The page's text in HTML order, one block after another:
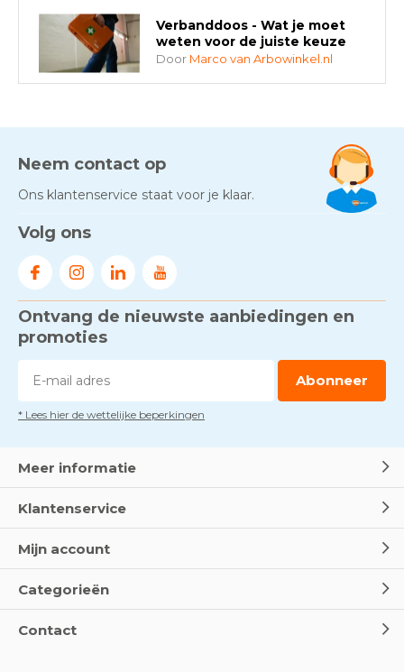
Verbanddoos - Wat je moet
weten voor de juiste keuze
Door Marco van Arbowinkel.nl
AED-apparaten - Welke past
Door Marco van Arbowinkel.nl
Door
Voorkom brand met
rookmelders, hittemelders en
DoorMarco van Arbowinkel.nl
Dag van de BHV - Als elke
Oogspoel flessen en
Neem contact op
Ons klantenservice staat voor je klaar.
Volg ons
Ontvang de nieuwste aanbiedingen en
promoties
Abonneer
* Lees hier de wettelijke beperkingen
Meer informatie
Klantenservice
Mijn account
Categorieën
Contact